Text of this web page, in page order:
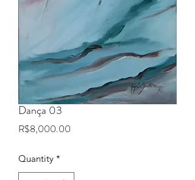
Dança 03
R$8,000.00
Quantity *